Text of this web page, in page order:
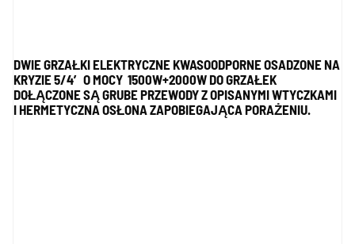
DWIE GRZAŁKI ELEKTRYCZNE KWASOODPORNE OSADZONE NA
KRYZIE 5/4′ O MOCY 1500W+2000W DO GRZAŁEK
DOŁĄCZONE SĄ GRUBE PRZEWODY Z OPISANYMI WTYCZKAMI
I HERMETYCZNA OSŁONA ZAPOBIEGAJĄCA PORAŻENIU.